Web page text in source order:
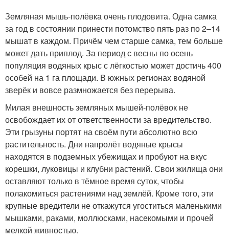
Земляная мышь-полёвка очень плодовита. Одна самка
за год в состоянии принести потомство пять раз по 2–14
мышат в каждом. Причём чем старше самка, тем больше
может дать приплод. За период с весны по осень
популяция водяных крыс с лёгкостью может достичь 400
особей на 1 га площади. В южных регионах водяной
зверёк и вовсе размножается без перерыва.
Милая внешность земляных мышей-полёвок не
освобождает их от ответственности за вредительство.
Эти грызуны портят на своём пути абсолютно всю
растительность. Дни напролёт водяные крысы
находятся в подземных убежищах и пробуют на вкус
корешки, луковицы и клубни растений. Свои жилища они
оставляют только в тёмное время суток, чтобы
полакомиться растениями над землёй. Кроме того, эти
крупные вредители не откажутся угоститься маленькими
мышками, раками, моллюсками, насекомыми и прочей
мелкой живностью.